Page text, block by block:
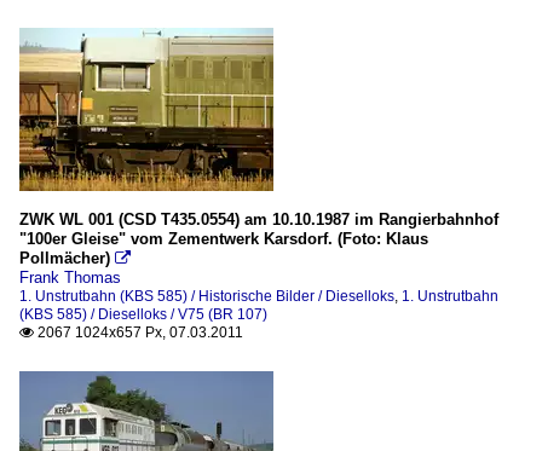
ZWK WL 001 (CSD T435.0554) am 10.10.1987 im Rangierbahnhof
"100er Gleise" vom Zementwerk Karsdorf. (Foto: Klaus
Pollmächer) 
Frank Thomas
1. Unstrutbahn (KBS 585) / Historische Bilder / Dieselloks, 1. Unstrutbahn
(KBS 585) / Dieselloks / V75 (BR 107)
 2067 1024x657 Px, 07.03.2011